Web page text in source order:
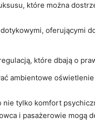
które można
dotykowymi, oferującymi
które dbają o
ambientowe
tylko komfort
i pasażerowie​ mogą